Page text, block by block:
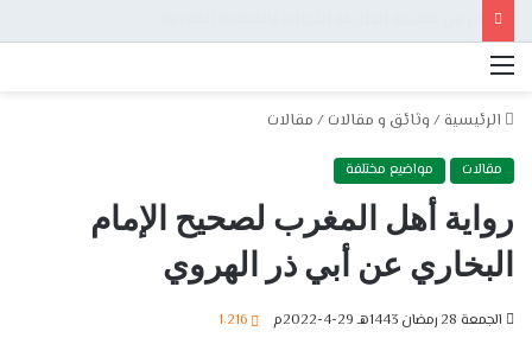
الرئيسية / وثائق و مقالات / مقالات
مقالات مواضيع مختلفة
رواية أهل المغرب لصحيح الإمام
البخاري عن أبي ذر الهروي
الجمعة 28 رمضان 1443هـ 29-4-2022م 1٬216